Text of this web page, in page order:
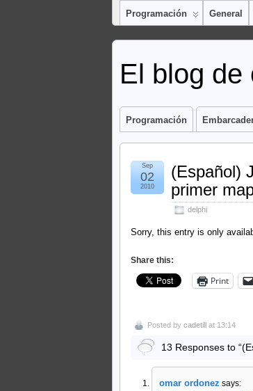
Programación General
El blog de
Programación
(Español)
primer
delphi
Sep
02
2010
Sorry, this entry is only
Share this:
Print
Posted by cadetill at 13:14
13 Responses to
omar ordonez says: